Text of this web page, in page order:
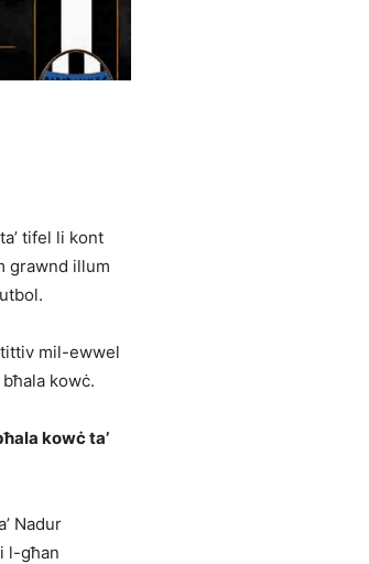
tifel li kont
grawnd illum
mil-ewwel
kowċ.
kowċ ta’
Nadur
l-għan